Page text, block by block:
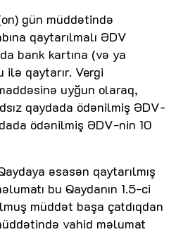
gün müddətində
qaytarılmalı ƏDV
bank kartına (və ya
ilə qaytarır. Vergi
uyğun olaraq,
qaydada ödənilmiş ƏDV-
ödənilmiş ƏDV-nin 10
əsasən qaytarılmış
bu Qaydanın 1.5-ci
müddət başa çatdıqdan
vahid məlumat